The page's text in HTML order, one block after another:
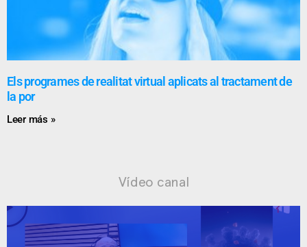
Els programes de realitat virtual aplicats al tractament de
la por
Leer más »
Vídeo canal